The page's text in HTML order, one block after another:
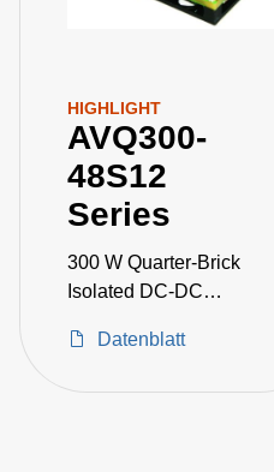
HIGHLIGHT
AVQ300-
48S12
Series
300 W Quarter-Brick
Isolated DC-DC
Datenblatt